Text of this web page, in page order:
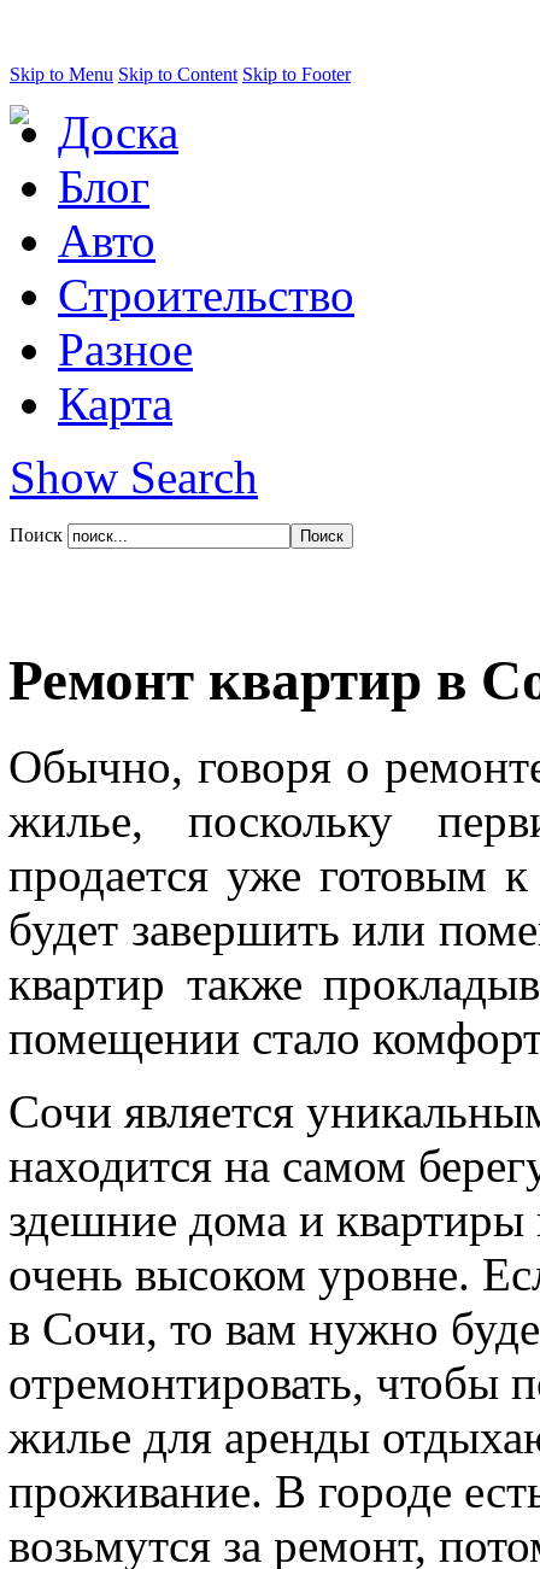
Skip to Menu Skip to Content Skip to Footer
Доска
Блог
Авто
Строительство
Разное
Карта
Show Search
Поиск
Ремонт квартир в
Обычно, говоря о
жилье, поскольку
продается уже готовым
будет завершить или
квартир также
помещении стало
Сочи является
находится на самом
здешние дома и квартиры
очень высоком уровне.
в Сочи, то вам нужно
отремонтировать, чтобы
жилье для аренды
проживание. В городе
возьмутся за ремонт,